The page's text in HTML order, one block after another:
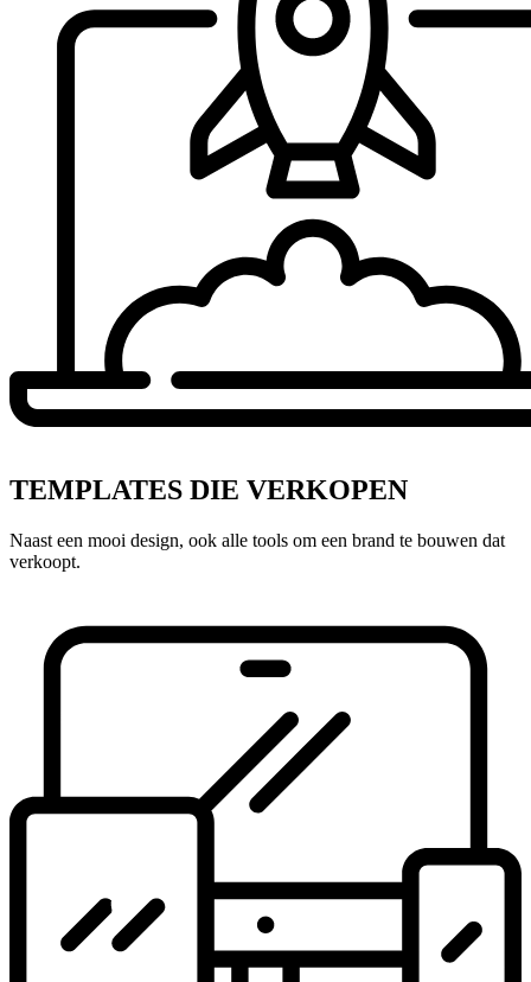
TEMPLATES DIE VERKOPEN
Naast een mooi design, ook alle tools om een brand te bouwen dat
verkoopt.